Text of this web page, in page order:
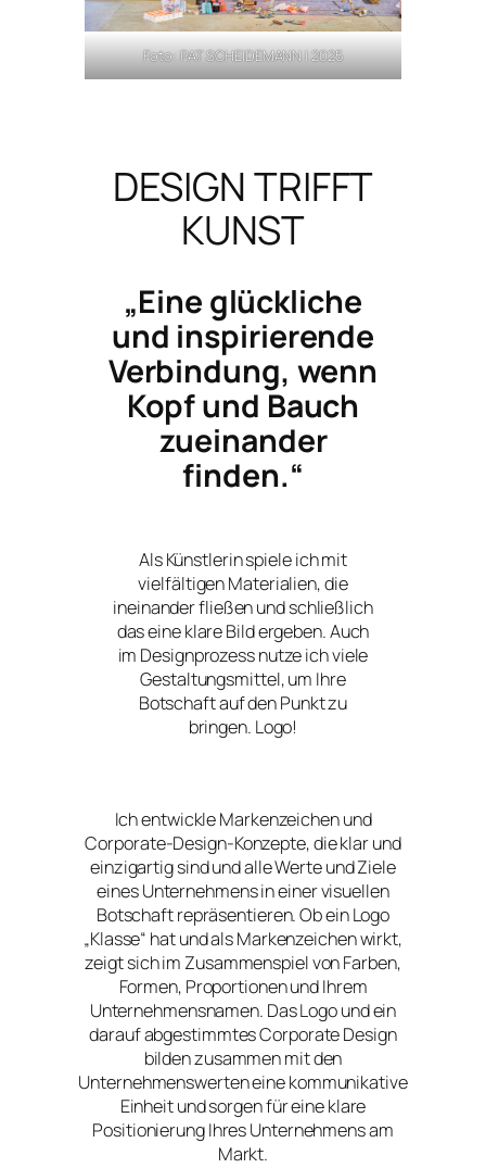
Foto: PAT SCHEIDEMANN | 2025
DESIGN TRIFFT
KUNST
„Eine glückliche
und inspirierende
Verbindung, wenn
Kopf und Bauch
zueinander
finden.“
Als Künstlerin spiele ich mit
vielfältigen Materialien, die
ineinander fließen und schließlich
das eine klare Bild ergeben. Auch
im Designprozess nutze ich viele
Gestaltungsmittel, um Ihre
Botschaft auf den Punkt zu
bringen. Logo!
Ich entwickle Markenzeichen und
Corporate-Design-Konzepte, die klar und
einzigartig sind und alle Werte und Ziele
eines Unternehmens in einer visuellen
Botschaft repräsentieren. Ob ein Logo
„Klasse“ hat und als Markenzeichen wirkt,
zeigt sich im Zusammenspiel von Farben,
Formen, Proportionen und Ihrem
Unternehmensnamen. Das Logo und ein
darauf abgestimmtes Corporate Design
bilden zusammen mit den
Unternehmenswerten eine kommunikative
Einheit und sorgen für eine klare
Positionierung Ihres Unternehmens am
Markt.